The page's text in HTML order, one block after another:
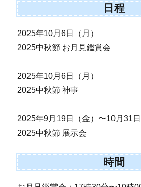
日程
2025年10月6日（月）
2025中秋節 お月見鑑賞会
2025年10月6日（月）
2025中秋節 神事
2025年9月19日（金）〜10月31日
2025中秋節 展示会
時間